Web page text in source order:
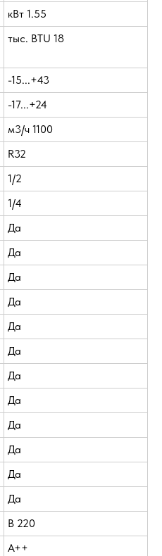
кВт 1.55
тыс. BTU 18
-15...+43
-17...+24
м3/ч 1100
R32
1/2
1/4
Да
Да
Да
Да
Да
Да
Да
Да
Да
Да
Да
Да
В 220
A++